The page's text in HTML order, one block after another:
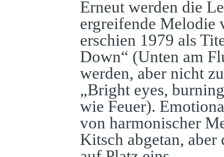
Erneut werden die
ergreifende Melodie
erschien 1979 als
Down“ (Unten am
werden, aber nicht
„Bright eyes,
wie Feuer).
von harmonischer
Kitsch abgetan,